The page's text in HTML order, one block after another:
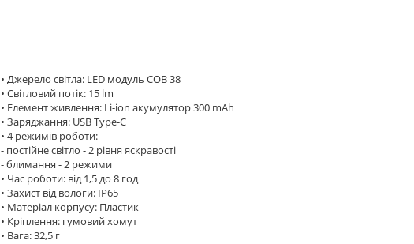
• Джерело світла: LED модуль COB 38
• Світловий потік: 15 lm
• Елемент живлення: Li-ion акумулятор 300 mAh
• Заряджання: USB Type-C
• 4 режимів роботи:
- постійне світло - 2 рівня яскравості
- блимання - 2 режими
• Час роботи: від 1,5 до 8 год
• Захист від вологи: IP65
• Матеріал корпусу: Пластик
• Кріплення: гумовий хомут
• Вага: 32,5 г